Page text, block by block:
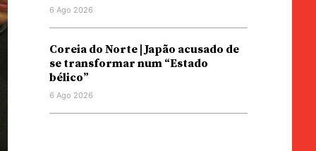
6 Ago 2026
Coreia do Norte | Japão acusado de
se transformar num “Estado
bélico”
6 Ago 2026